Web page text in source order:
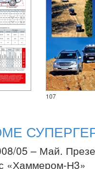
107
05 – Май.
«Хаммером-Н3»